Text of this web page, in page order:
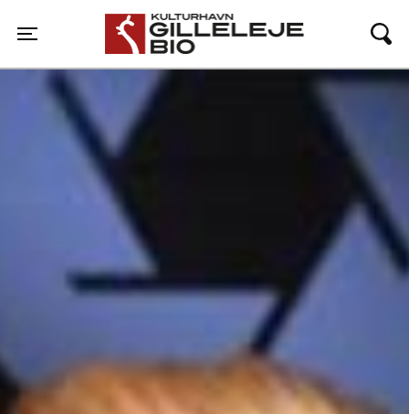
Toggle navigation
Gilleleje Bio